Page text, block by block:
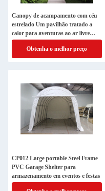
Canopy de acampamento com céu
estrelado Um pavilhão tratado a
calor para aventuras ao ar livre
ecológicas
Obtenha o melhor preço
CP012 Large portable Steel Frame
PVC Garage Shelter para
armazenamento em eventos e festas